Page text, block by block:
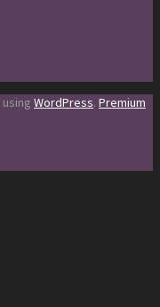
using WordPress. Premium